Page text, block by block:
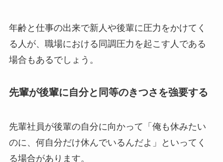
年齢と仕事の出来で新人や後輩に圧力をかけてく
る人が、職場における同調圧力を起こす人である
場合もあるでしょう。
先輩が後輩に自分と同等のきつさを強要する
先輩社員が後輩の自分に向かって「俺も休みたい
のに、何自分だけ休んでいるんだよ」といってく
る場合があります。